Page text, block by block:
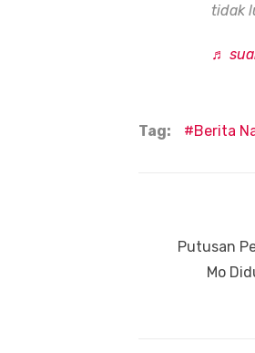
tidak
♬
Tag: Berita
posPrevious
Putusan
Mo